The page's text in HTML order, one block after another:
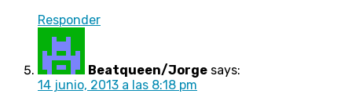
Responder
Beatqueen/Jorge says:
14 junio, 2013 a las 8:18 pm